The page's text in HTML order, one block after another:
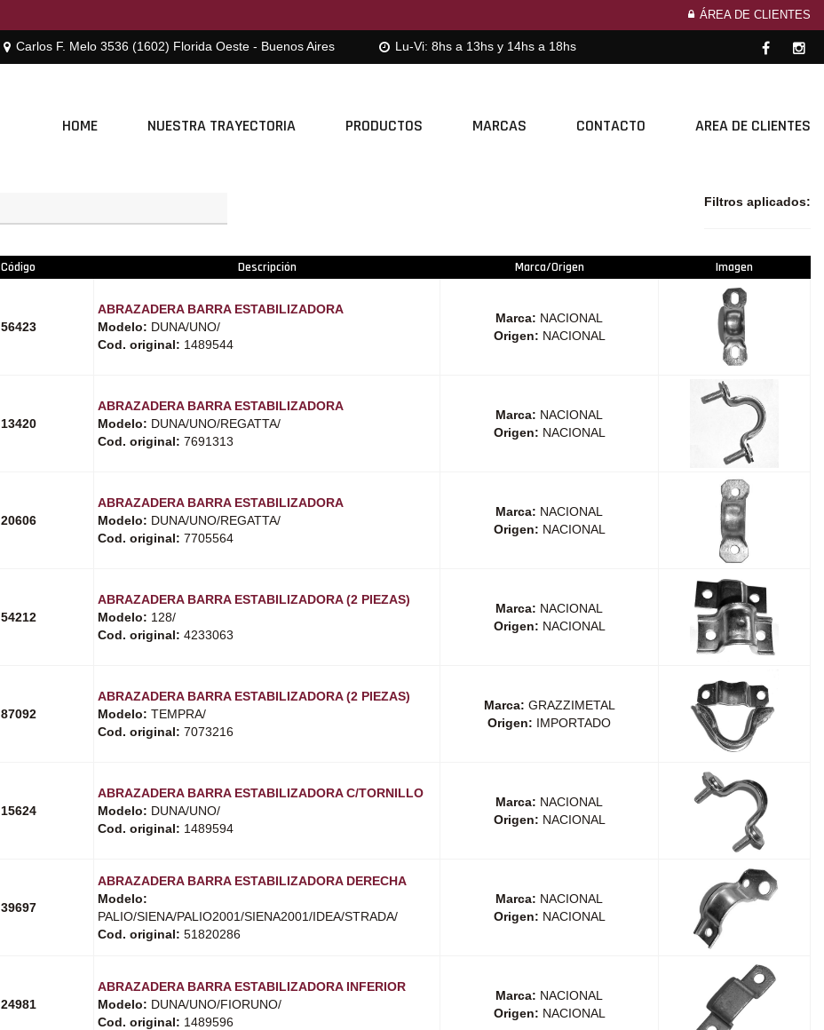
ÁREA DE CLIENTES
Carlos F. Melo 3536 (1602) Florida Oeste - Buenos Aires Lu-Vi: 8hs a 13hs y 14hs a 18hs
HOME NUESTRA TRAYECTORIA PRODUCTOS MARCAS CONTACTO AREA DE CLIENTES
Filtros aplicados:
Código Descripción Marca/Origen Imagen
56423
ABRAZADERA BARRA ESTABILIZADORA
Modelo: DUNA/UNO/
Cod. original: 1489544
Marca: NACIONAL
Origen: NACIONAL
13420
ABRAZADERA BARRA ESTABILIZADORA
Modelo: DUNA/UNO/REGATTA/
Cod. original: 7691313
Marca: NACIONAL
Origen: NACIONAL
20606
ABRAZADERA BARRA ESTABILIZADORA
Modelo: DUNA/UNO/REGATTA/
Cod. original: 7705564
Marca: NACIONAL
Origen: NACIONAL
54212
ABRAZADERA BARRA ESTABILIZADORA (2 PIEZAS)
Modelo: 128/
Cod. original: 4233063
Marca: NACIONAL
Origen: NACIONAL
87092
ABRAZADERA BARRA ESTABILIZADORA (2 PIEZAS)
Modelo: TEMPRA/
Cod. original: 7073216
Marca: GRAZZIMETAL
Origen: IMPORTADO
15624
ABRAZADERA BARRA ESTABILIZADORA C/TORNILLO
Modelo: DUNA/UNO/
Cod. original: 1489594
Marca: NACIONAL
Origen: NACIONAL
39697
ABRAZADERA BARRA ESTABILIZADORA DERECHA
Modelo:
PALIO/SIENA/PALIO2001/SIENA2001/IDEA/STRADA/
Cod. original: 51820286
Marca: NACIONAL
Origen: NACIONAL
24981
ABRAZADERA BARRA ESTABILIZADORA INFERIOR
Modelo: DUNA/UNO/FIORUNO/
Cod. original: 1489596
Marca: NACIONAL
Origen: NACIONAL